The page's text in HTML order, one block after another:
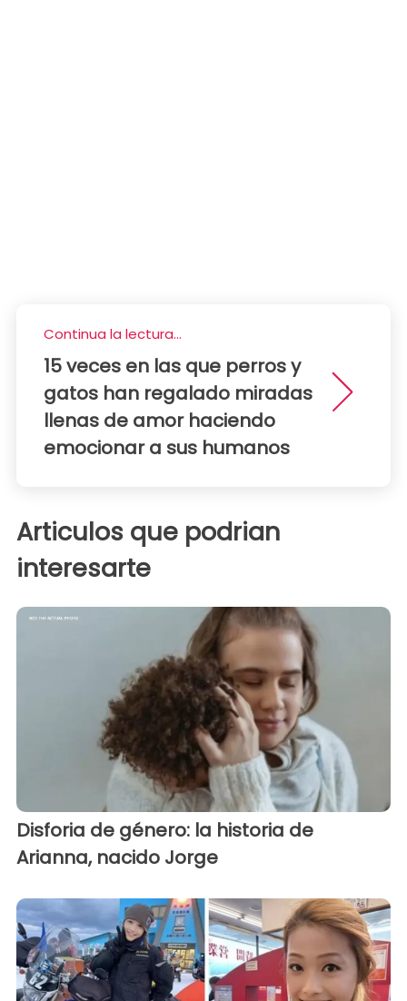
Continua la lectura...
15 veces en las que perros y
gatos han regalado miradas
llenas de amor haciendo
emocionar a sus humanos
Articulos que podrian
interesarte
Disforia de género: la historia de
Arianna, nacido Jorge